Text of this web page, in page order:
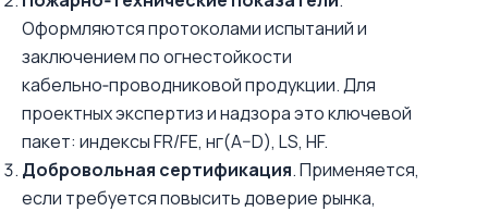
Оформляются протоколами испытаний и
заключением по огнестойкости
кабельно‑проводниковой продукции. Для
проектных экспертиз и надзора это ключевой
пакет: индексы FR/FE, нг(A–D), LS, HF.
Добровольная сертификация. Применяется,
если требуется повысить доверие рынка,